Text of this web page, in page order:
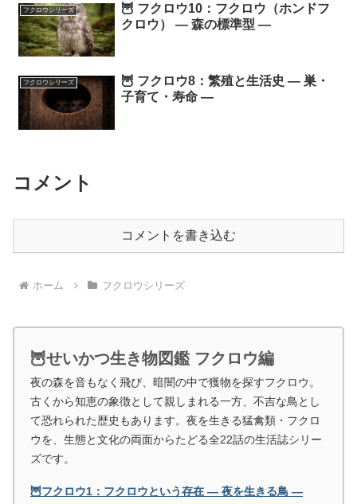
フクロウシリーズ
🦉 フクロウ10：フクロウ（ホンドフ
クロウ） ― 森の標準型 ―
フクロウシリーズ
🦉 フクロウ8：繁殖と生活史 ― 巣・
子育て・寿命 ―
コメント
コメントを書き込む
ホーム フクロウシリーズ
🦉せいかつ生き物図鑑 フクロウ編
夜の森を音もなく飛び、暗闇の中で獲物を探すフクロウ。
古くから知恵の象徴として親しまれる一方、不吉な鳥とし
て恐れられた歴史もあります。夜を生きる猛禽類・フクロ
ウを、生態と文化の両面からたどる全22話の生活誌シリー
ズです。
🦉フクロウ1：フクロウという存在 ― 夜を生きる鳥 ―